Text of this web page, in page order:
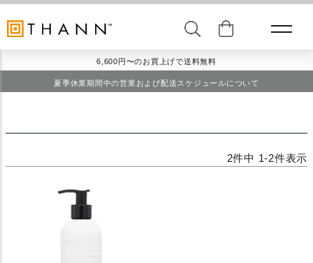
6,600円〜のお買上げで送料無料
夏季休業期間中の営業および配送スケジュールについて
2件中 1-2件表示